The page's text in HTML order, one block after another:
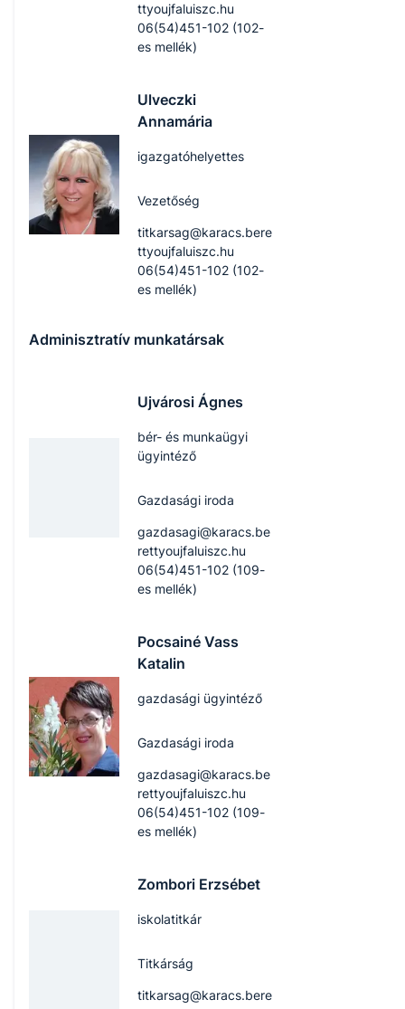
ttyoujfaluiszc.hu
06(54)451-102 (102-
es mellék)
Ulveczki
Annamária
igazgatóhelyettes
Vezetőség
titkarsag@karacs.bere
ttyoujfaluiszc.hu
06(54)451-102 (102-
es mellék)
Adminisztratív munkatársak
Ujvárosi Ágnes
bér- és munkaügyi
ügyintéző
Gazdasági iroda
gazdasagi@karacs.be
rettyoujfaluiszc.hu
06(54)451-102 (109-
es mellék)
Pocsainé Vass
Katalin
gazdasági ügyintéző
Gazdasági iroda
gazdasagi@karacs.be
rettyoujfaluiszc.hu
06(54)451-102 (109-
es mellék)
Zombori Erzsébet
iskolatitkár
Titkárság
titkarsag@karacs.bere